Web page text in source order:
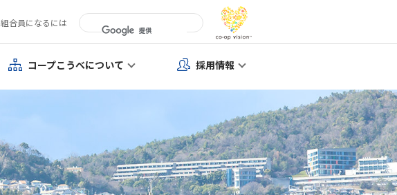
組合員になるには
コープこうべについて 採用情報